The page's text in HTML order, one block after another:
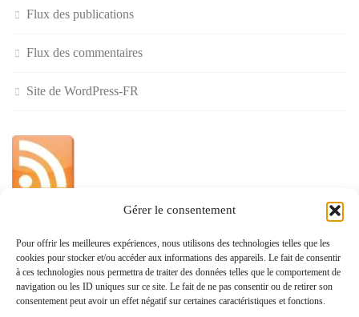
Gérer le consentement
Pour offrir les meilleures expériences, nous utilisons des technologies telles que les
cookies pour stocker et/ou accéder aux informations des appareils. Le fait de consentir
à ces technologies nous permettra de traiter des données telles que le comportement de
navigation ou les ID uniques sur ce site. Le fait de ne pas consentir ou de retirer son
consentement peut avoir un effet négatif sur certaines caractéristiques et fonctions.
Flux des publications
Flux des commentaires
Site de WordPress-FR
»
Politique de confidentialité